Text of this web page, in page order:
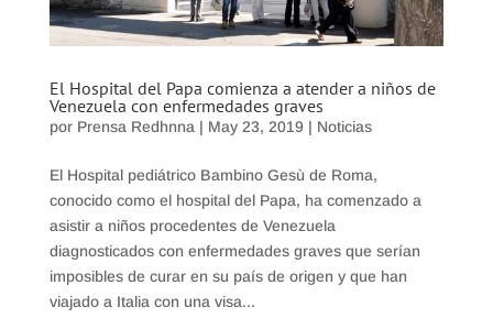
El Hospital del Papa comienza a atender a niños de
Venezuela con enfermedades graves
por Prensa Redhnna | May 23, 2019 | Noticias
El Hospital pediátrico Bambino Gesù de Roma,
conocido como el hospital del Papa, ha comenzado a
asistir a niños procedentes de Venezuela
diagnosticados con enfermedades graves que serían
imposibles de curar en su país de origen y que han
viajado a Italia con una visa...